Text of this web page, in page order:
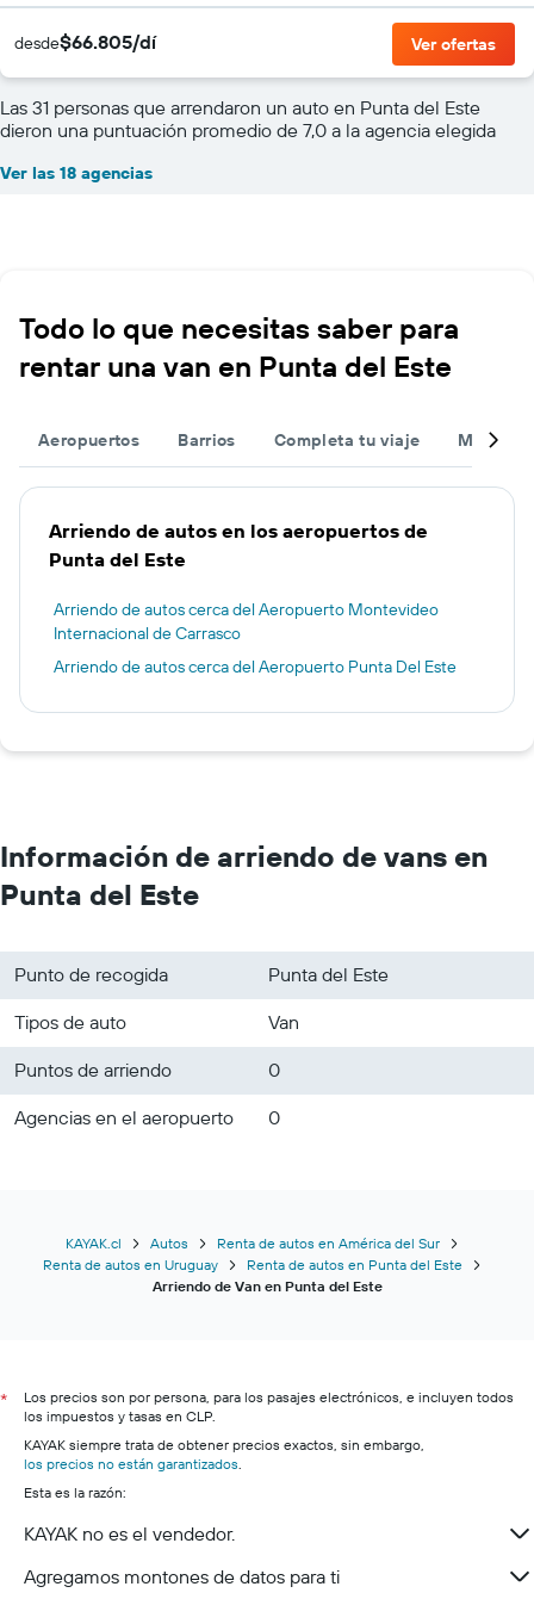
desde$66.805/dí Ver ofertas
Las 31 personas que arrendaron un auto en Punta del Este
dieron una puntuación promedio de 7,0 a la agencia elegida
Ver las 18 agencias
Todo lo que necesitas saber para
rentar una van en Punta del Este
Aeropuertos Barrios Completa tu viaje Muchas
Arriendo de autos en los aeropuertos de
Punta del Este
Arriendo de autos cerca del Aeropuerto Montevideo
Internacional de Carrasco
Arriendo de autos cerca del Aeropuerto Punta Del Este
Información de arriendo de vans en
Punta del Este
Punto de recogida
Punta del Este
Tipos de auto
Van
Puntos de arriendo
0
Agencias en el aeropuerto
0
KAYAK.cl Autos
Renta de autos en América del Sur
Renta de autos en Uruguay
Renta de autos en Punta del Este
Arriendo de Van en Punta del Este
*
Los precios son por persona, para los pasajes electrónicos, e incluyen todos
los impuestos y tasas en CLP.
KAYAK siempre trata de obtener precios exactos, sin embargo,
los precios no están garantizados.
Esta es la razón:
KAYAK no es el vendedor.
Agregamos montones de datos para ti